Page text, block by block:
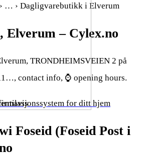
for ditt hjem
… › Dagligvarebutikk i Elverum
Elverum – Cylex.no
TRONDHEIMSVEIEN 2 på
contact info, ⌚ opening hours.
Foseid (Foseid Post i